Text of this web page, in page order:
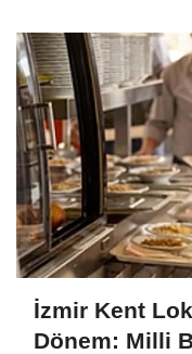
İzmir Kent
Dönem: Milli